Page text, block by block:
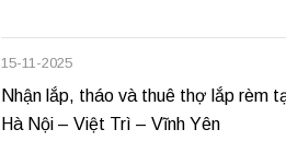
15-11-2025
Nhận lắp, tháo và thuê thợ lắp rèm
Hà Nội – Việt Trì – Vĩnh Yên